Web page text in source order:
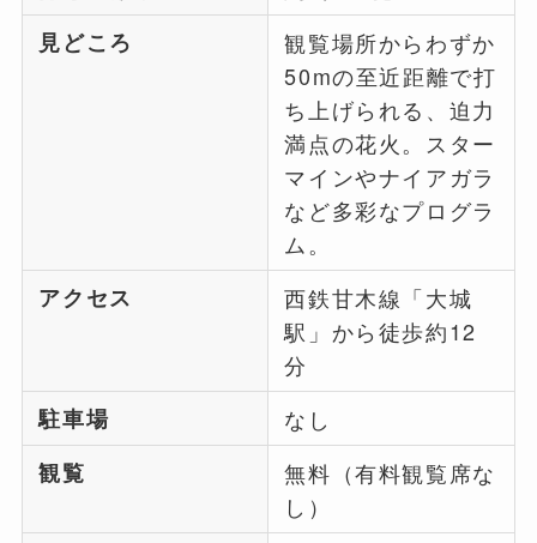
見どころ
観覧場所からわずか
50mの至近距離で打
ち上げられる、迫力
満点の花火。スター
マインやナイアガラ
など多彩なプログラ
ム。
アクセス
西鉄甘木線「大城
駅」から徒歩約12
分
駐車場
なし
観覧
無料（有料観覧席な
し）